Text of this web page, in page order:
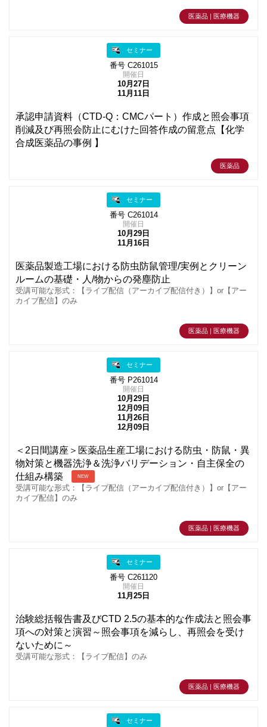
医薬品 | 医療機器
セミナー
番号 C261015
開催日
10月27日
11月11日
承認申請資料（CTD-Q：CMCパート）作成と照会事項
削減及び再照会防止にむけた回答作成の留意点【化学
合成医薬品の事例 】
医薬品
セミナー
番号 C261014
開催日
10月29日
11月16日
医薬品製造工場における防虫防鼠管理/実例とクリーン
ルームの基礎・人/物からの発塵防止
受講可能な形式：【ライブ配信（アーカイブ配信付き）】or【アー
カイブ配信】のみ
医薬品 | 医療機器
セミナー
番号 P261014
開催日
10月29日
12月09日
11月26日
12月09日
＜2日間講座＞医薬品生産工場における防虫・防鼠・異
物対策と機器洗浄＆洗浄バリデーション・自主保全の
仕組み構築
NEW
受講可能な形式：【ライブ配信（アーカイブ配信付き）】or【アー
カイブ配信】のみ
医薬品 | 医療機器
セミナー
番号 C261120
開催日
11月25日
治験総括報告書及びCTD 2.5の基本的な作成法と照会事
項への対策と演習～照会事項を減らし、再照会を受け
ないために～
受講可能な形式：【ライブ配信】のみ
医薬品 | 医療機器
セミナー